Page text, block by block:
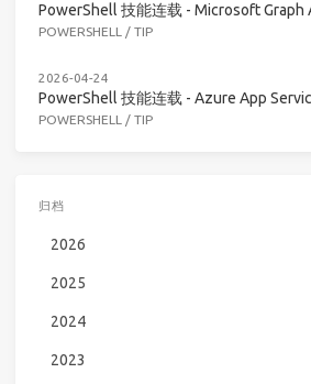
PowerShell 技能连载 - Microsoft Graph
POWERSHELL / TIP
2026-04-24
PowerShell 技能连载 - Azure App
POWERSHELL / TIP
归档
2026
2025
2024
2023